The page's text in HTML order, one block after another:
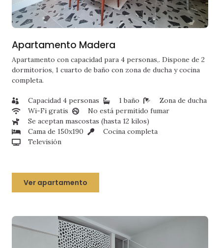
Apartamento Madera
Apartamento con capacidad para 4 personas,. Dispone de 2
dormitorios, 1 cuarto de baño con zona de ducha y cocina
completa.
Capacidad 4 personas 1 baño
Zona de ducha
Wi-Fi gratis
No está permitido fumar
Se aceptan mascostas (hasta 12 kilos)
Cama de 150x190
Cocina completa
Televisión
Ver apartamento